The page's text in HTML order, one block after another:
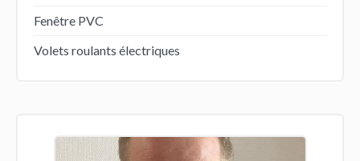
Fenêtre PVC
Volets roulants électriques